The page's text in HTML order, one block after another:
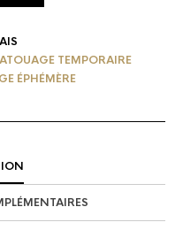
TEMPORAIRE
ÉPHÉMÈRE